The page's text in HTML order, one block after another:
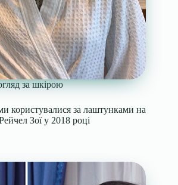
за шкірою
користувалися за лаштунками на
Зої у 2018 році